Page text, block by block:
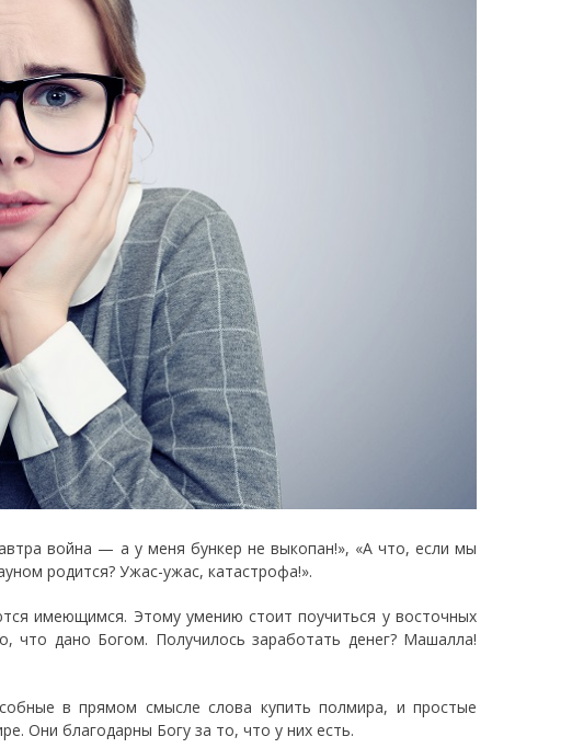
война — а у меня бункер не выкопан!», «А что, если мы
родится? Ужас-ужас, катастрофа!».
имеющимся. Этому умению стоит поучиться у восточных
дано Богом. Получилось заработать денег? Машалла!
в прямом смысле слова купить полмира, и простые
Они благодарны Богу за то, что у них есть.